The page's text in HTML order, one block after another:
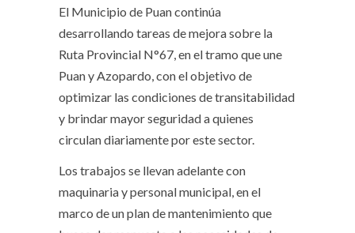
El Municipio de Puan continúa
desarrollando tareas de mejora sobre la
Ruta Provincial N°67, en el tramo que une
Puan y Azopardo, con el objetivo de
optimizar las condiciones de transitabilidad
y brindar mayor seguridad a quienes
circulan diariamente por este sector.
Los trabajos se llevan adelante con
maquinaria y personal municipal, en el
marco de un plan de mantenimiento que